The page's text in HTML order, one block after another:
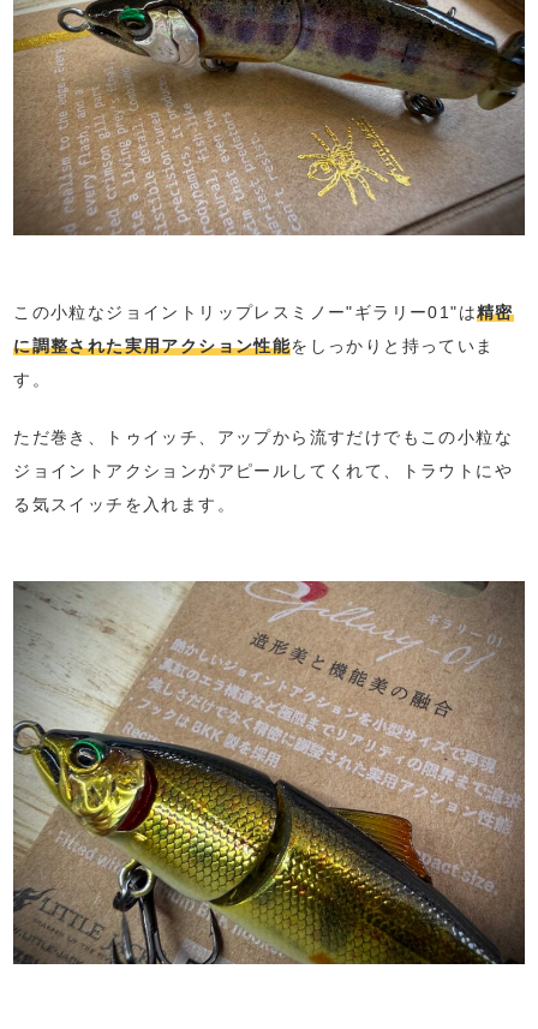
この小粒なジョイントリップレスミノー"ギラリー01"は精密
に調整された実用アクション性能をしっかりと持っていま
す。
ただ巻き、トゥイッチ、アップから流すだけでもこの小粒な
ジョイントアクションがアピールしてくれて、トラウトにや
る気スイッチを入れます。